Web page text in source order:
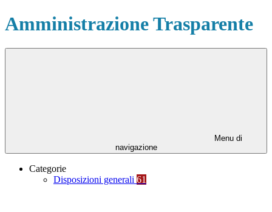
Amministrazione Trasparente
Menu di
navigazione
Categorie
Disposizioni generali 61